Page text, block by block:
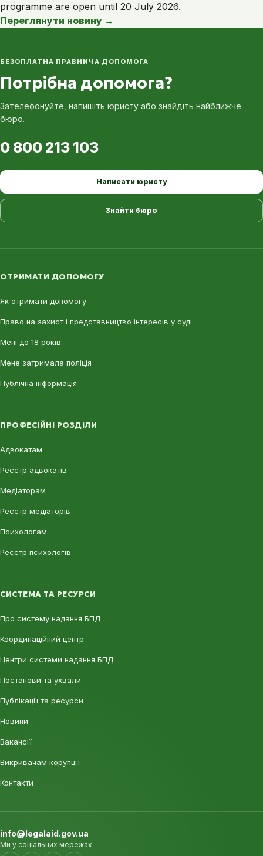
programme are open until 20 July 2026.
Переглянути новину →
БЕЗОПЛАТНА ПРАВНИЧА ДОПОМОГА
Потрібна допомога?
Зателефонуйте, напишіть юристу або знайдіть найближче
бюро.
0 800 213 103
Написати юристу
Знайти бюро
ОТРИМАТИ ДОПОМОГУ
Як отримати допомогу
Право на захист і представництво інтересів у суді
Мені до 18 років
Мене затримала поліція
Публічна інформація
ПРОФЕСІЙНІ РОЗДІЛИ
Адвокатам
Реєстр адвокатів
Медіаторам
Реєстр медіаторів
Психологам
Реєстр психологів
СИСТЕМА ТА РЕСУРСИ
Про систему надання БПД
Координаційний центр
Центри системи надання БПД
Постанови та ухвали
Публікації та ресурси
Новини
Вакансії
Викривачам корупції
Контакти
info@legalaid.gov.ua
Ми у соціальних мережах